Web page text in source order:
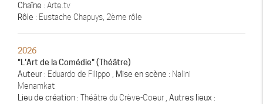
Chaîne : Arte.tv
Rôle : Eustache Chapuys, 2ème rôle
2026
"L'Art de la Comédie" (Théâtre)
Auteur : Eduardo de Filippo , Mise en scène : Nalini
Menamkat
Lieu de création : Théâtre du Crève-Coeur , Autres lieux :